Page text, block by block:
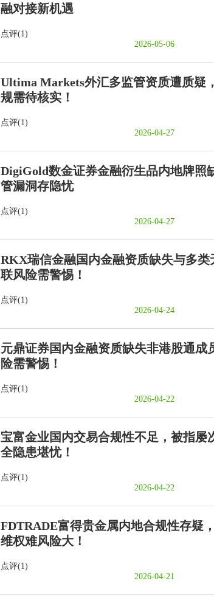
融对接新机遇
点评(1)
2026-05-06
Ultima Markets外汇多监管资质遭质疑
规需待核实！
点评(1)
2026-04-27
DigiGold数金证券金融衍生品内地牌照
管漏洞存隐忧
点评(1)
2026-04-27
RKX瑞信金融国内金融资质缺失与多类
联风险需警惕！
点评(1)
2026-04-24
元鼎证券国内金融资质缺失非港股通成
险需警惕！
点评(1)
2026-04-22
宝富金业国内交易合规性不足，被指屡
全隐患堪忧！
点评(1)
2026-04-22
FDTRADE富得贵金属内地合规性存疑
维权难风险大！
点评(1)
2026-04-21